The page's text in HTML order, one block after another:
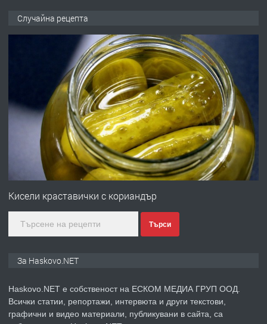
537 426
преди 21 часа
Давам обзаведено жилище за жена
без брокери 0889 537 426
преди 21 часа
Под НАЕМ двустаен Орфей
преди 3 дни
Случайна рецепта
Кисели краставички с кориандър
Търси
За Haskovo.NET
Haskovo.NET е собственост на ЕСКОМ МЕДИА ГРУП ООД.
Всички статии, репортажи, интервюта и други текстови,
графични и видео материали, публикувани в сайта, са